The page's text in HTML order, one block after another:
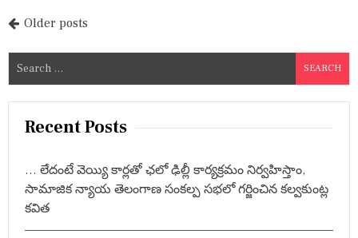
M
A
P
o
s
Older posts
e
a
Recent Posts
… లేదంటే వెయ్యి కార్లతో ఛలో ఢిల్లీ కార్యక్రమం నిర్వహిస్తాం,
సామాజిక న్యాయ తెలంగాణ సంకల్ప సభలో గర్జించిన కల్వకుంట్ల
కవిత